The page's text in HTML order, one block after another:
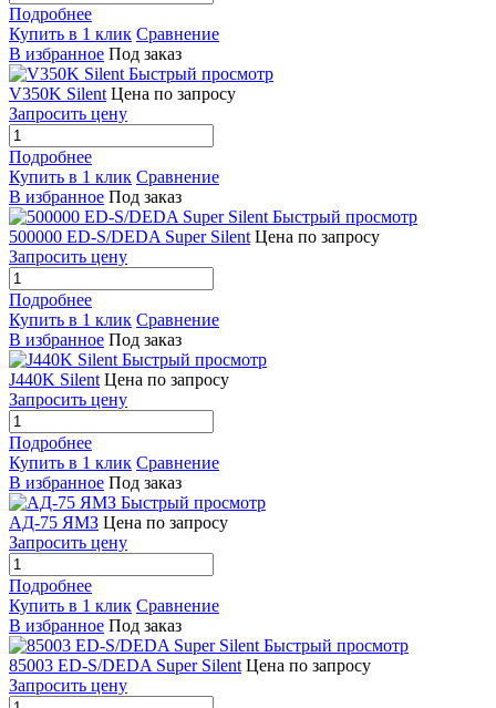
Подробнее
Купить в 1 клик Сравнение
В избранное Под заказ
Быстрый просмотр
V350K Silent Цена по запросу
Запросить цену
Подробнее
Купить в 1 клик Сравнение
В избранное Под заказ
Быстрый просмотр
500000 ED-S/DEDA Super Silent Цена по запросу
Запросить цену
Подробнее
Купить в 1 клик Сравнение
В избранное Под заказ
Быстрый просмотр
J440K Silent Цена по запросу
Запросить цену
Подробнее
Купить в 1 клик Сравнение
В избранное Под заказ
Быстрый просмотр
АД-75 ЯМЗ Цена по запросу
Запросить цену
Подробнее
Купить в 1 клик Сравнение
В избранное Под заказ
Быстрый просмотр
85003 ED-S/DEDA Super Silent Цена по запросу
Запросить цену